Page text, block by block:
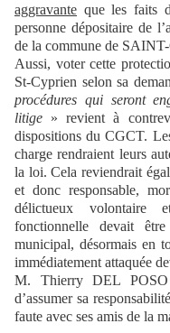
aggravante que les faits
personne dépositaire de
de la commune de
Aussi, voter cette
St-Cyprien selon sa
procédures qui seront
litige » revient à
dispositions du CGCT.
charge rendraient leurs
la loi. Cela reviendrait
et donc responsable,
délictueux volontaire
fonctionnelle devait
municipal, désormais en
immédiatement attaquée
M. Thierry DEL
d’assumer sa
faute avec ses amis de la